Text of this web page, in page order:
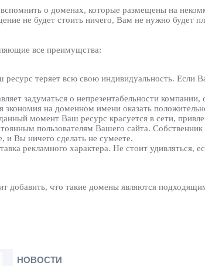
о доменах, которые размещены на
не будет стоить ничего, Вам не нужно будет
все преимущства:
теряет всю свою индивидуальность. Если
задуматься о непрезентабельности компании,
экономия на доменном имени оказать
момент Ваш ресурс красуется в сети,
пользователям Вашего сайта.
и Вы ничего сделать не сумеете.
рекламного характера. Не стоит удивляться,
что такие домены являются
НОВОСТИ